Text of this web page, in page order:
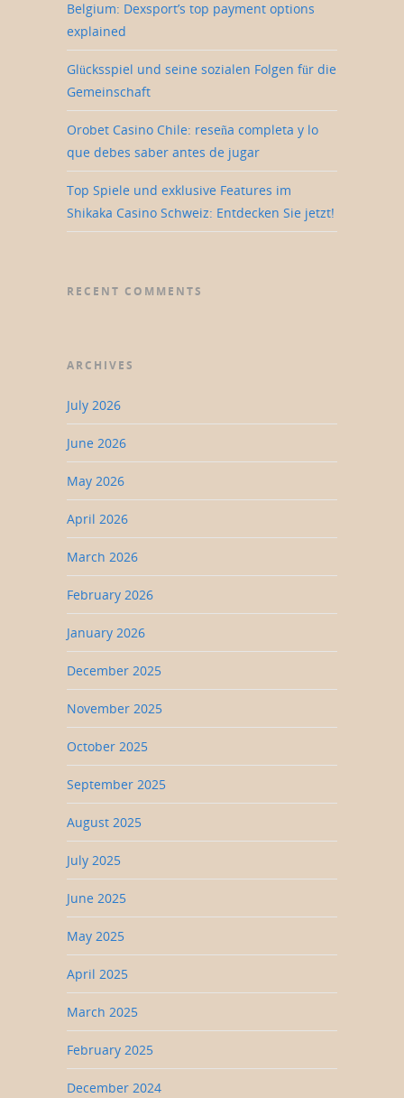
Belgium: Dexsport’s top payment options
explained
Glücksspiel und seine sozialen Folgen für die
Gemeinschaft
Orobet Casino Chile: reseña completa y lo
que debes saber antes de jugar
Top Spiele und exklusive Features im
Shikaka Casino Schweiz: Entdecken Sie jetzt!
RECENT COMMENTS
ARCHIVES
July 2026
June 2026
May 2026
April 2026
March 2026
February 2026
January 2026
December 2025
November 2025
October 2025
September 2025
August 2025
July 2025
June 2025
May 2025
April 2025
March 2025
February 2025
December 2024